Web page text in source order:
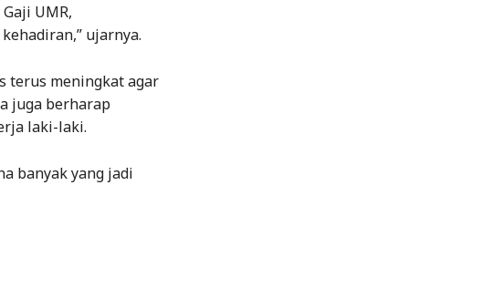
UMR,
ujarnya.
terus meningkat agar
juga berharap
laki-laki.
banyak yang jadi